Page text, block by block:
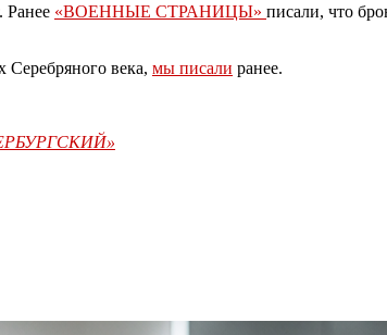
Ранее «ВОЕННЫЕ СТРАНИЦЫ» писали, что
века, мы писали ранее.